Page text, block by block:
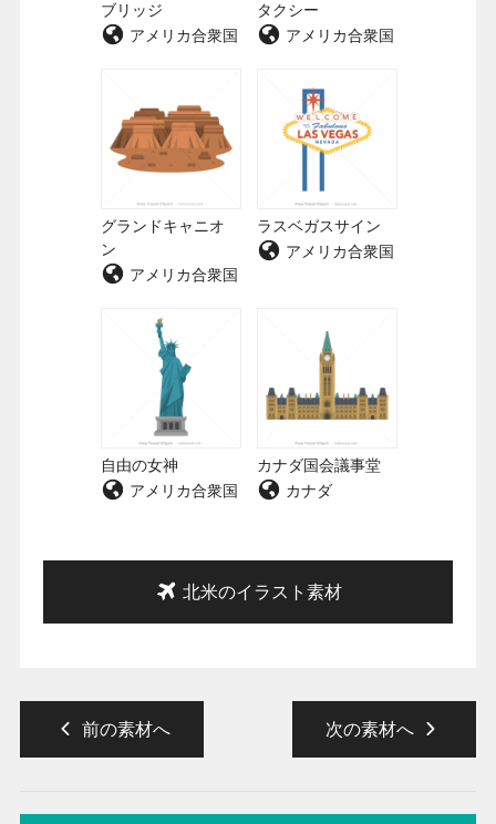
ブリッジ
アメリカ合衆国
タクシー
アメリカ合衆国
グランドキャニオ
ン
アメリカ合衆国
ラスベガスサイン
アメリカ合衆国
自由の女神
アメリカ合衆国
カナダ国会議事堂
カナダ
北米のイラスト素材
前の素材へ 次の素材へ